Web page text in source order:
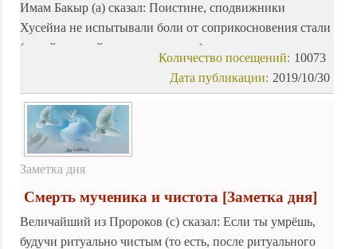
Имам Бакыр (а) сказал: Поистине, сподвижники
Хусейна не испытывали боли от соприкосновения стали
(мечей и копий со своею плотью).
10073
Количество посещений:
2019/10/30
Дата публикации:
Заметка дня
Смерть мученика и чистота [Заметка дня]
Величайший из Пророков (с) сказал: Если ты умрёшь,
будучи ритуально чистым (то есть, после ритуального